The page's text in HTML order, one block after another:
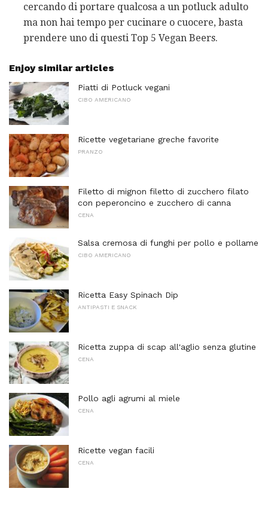
cercando di portare qualcosa a un potluck adulto
ma non hai tempo per cucinare o cuocere, basta
prendere uno di questi Top 5 Vegan Beers.
Enjoy similar articles
Piatti di Potluck vegani
CIBO AMERICANO
Ricette vegetariane greche favorite
PRANZO
Filetto di mignon filetto di zucchero filato
con peperoncino e zucchero di canna
CENA
Salsa cremosa di funghi per pollo e pollame
CIBO AMERICANO
Ricetta Easy Spinach Dip
ANTIPASTI E SNACK
Ricetta zuppa di scap all'aglio senza glutine
CENA
Pollo agli agrumi al miele
CENA
Ricette vegan facili
CENA